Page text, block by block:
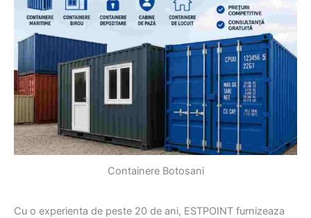
Containere Botosani
Cu o experienta de peste 20 de ani, ESTPOINT furnizeaza